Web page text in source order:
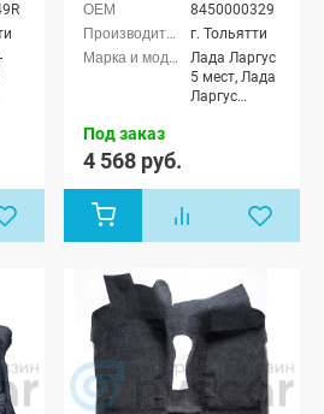
8450000329
г. Тольятти
Лада Ларгус
5 мест, Лада
Ларгус
Под заказ
4 568 руб.